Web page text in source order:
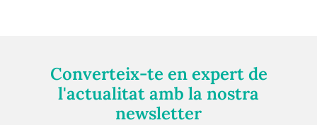
Converteix-te en expert de
l'actualitat amb la nostra
newsletter